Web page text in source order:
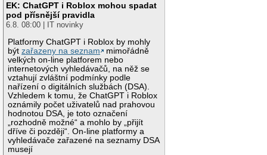
EK: ChatGPT i Roblox mohou spadat
pod přísnější pravidla
6.8. 08:00 | IT novinky
Platformy ChatGPT i Roblox by mohly
býtzařazeny na seznam
mimořádně
velkých on-line platforem nebo
internetových vyhledávačů, na něž se
vztahují zvláštní podmínky podle
nařízení o digitálních službách (DSA).
Vzhledem k tomu, že ChatGPT i Roblox
oznámily počet uživatelů nad prahovou
hodnotou DSA, je toto označení
„rozhodně možné“ a mohlo by „přijít
dříve či později“. On-line platformy a
vyhledávače zařazené na seznamy DSA
musejí